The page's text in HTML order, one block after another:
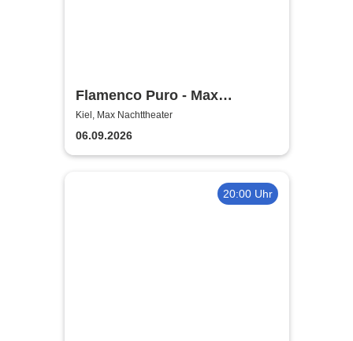
Flamenco Puro - Max
Nachttheater
Kiel, Max Nachttheater
06.09.2026
20:00 Uhr